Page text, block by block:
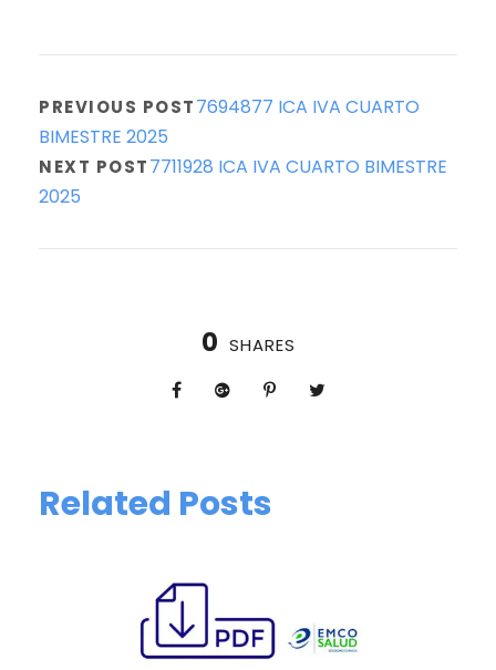
PREVIOUS POST7694877 ICA IVA CUARTO
BIMESTRE 2025
NEXT POST7711928 ICA IVA CUARTO BIMESTRE
2025
0 SHARES
Related Posts